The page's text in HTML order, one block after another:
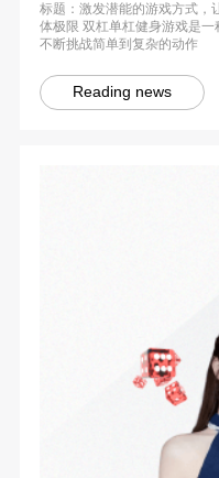
标题：激发潜能的游戏方式，
体极限 双杠单杠健身游戏是
不断挑战简单到复杂的动作
Reading news